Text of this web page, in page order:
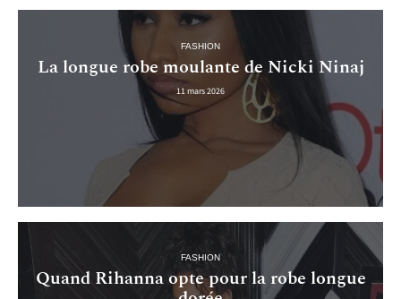
FASHION
La longue robe moulante de Nicki Ninaj
11 mars 2026
FASHION
Quand Rihanna opte pour la robe longue